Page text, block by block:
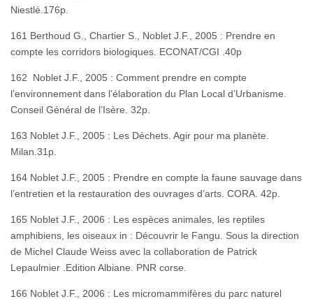
Niestlé.176p.
161 Berthoud G., Chartier S., Noblet J.F., 2005 : Prendre en
compte les corridors biologiques. ECONAT/CGI .40p
162 Noblet J.F., 2005 : Comment prendre en compte
l’environnement dans l’élaboration du Plan Local d’Urbanisme.
Conseil Général de l’Isère. 32p.
163 Noblet J.F., 2005 : Les Déchets. Agir pour ma planète.
Milan.31p.
164 Noblet J.F., 2005 : Prendre en compte la faune sauvage dans
l’entretien et la restauration des ouvrages d’arts. CORA. 42p.
165 Noblet J.F., 2006 : Les espèces animales, les reptiles
amphibiens, les oiseaux in : Découvrir le Fangu. Sous la direction
de Michel Claude Weiss avec la collaboration de Patrick
Lepaulmier .Edition Albiane. PNR corse.
166 Noblet J.F., 2006 : Les micromammifères du parc naturel